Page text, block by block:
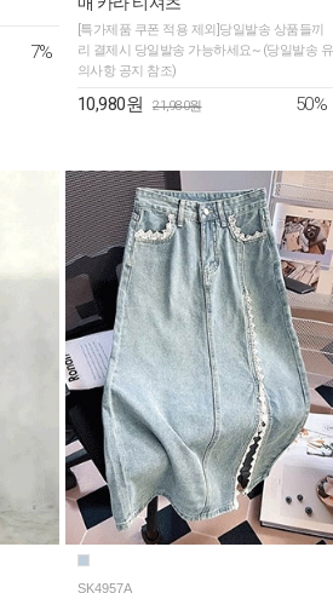
7%
[특가제품 쿠폰 적용 제외]당일발송 상품들끼
리 결제시 당일발송 가능하세요~ (당일발송 유
의사항 공지 참조)
10,980원 21,980원 50%
SK4957A